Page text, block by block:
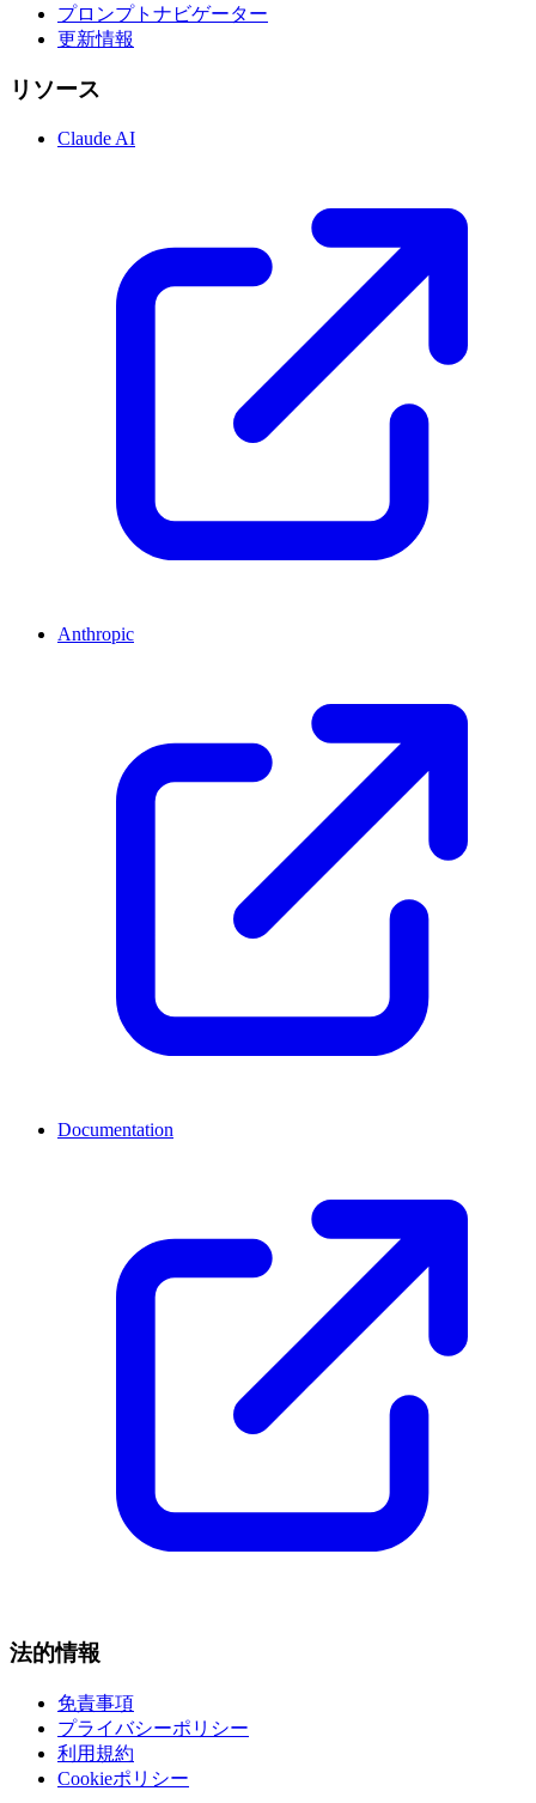
プロンプトナビゲーター
更新情報
リソース
Claude AI
Anthropic
Documentation
法的情報
免責事項
プライバシーポリシー
利用規約
Cookieポリシー